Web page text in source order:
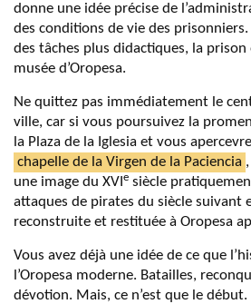
donne une idée précise de
des conditions de vie des
des tâches plus didactiques, la prison
musée d’Oropesa.
Ne quittez pas immédiatement le
ville, car si vous poursuivez la
la Plaza de la Iglesia et vous
chapelle de la Virgen de la Paciencia
une image du XVI e siècle
attaques de pirates du siècle suivant
reconstruite et restituée à Oropesa
Vous avez déjà une idée de ce que
l’Oropesa moderne. Batailles,
dévotion. Mais, ce n’est que le début.